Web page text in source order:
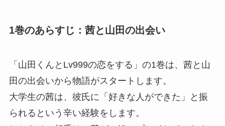
1巻のあらすじ：茜と山田の出会い
「山田くんとLv999の恋をする」の1巻は、茜と山
田の出会いから物語がスタートします。
大学生の茜は、彼氏に「好きな人ができた」と振
られるという辛い経験をします。